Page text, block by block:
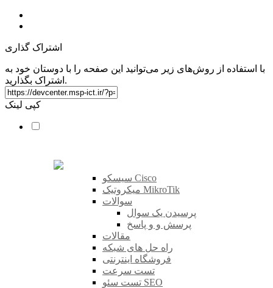
اشتراک گذاری
با استفاده از روش‌های زیر می‌توانید این صفحه را با دوستان خود به
اشتراک بگذارید.
کپی لینک
سیسکو Cisco
میکروتیک MikroTik
سوالات
پرسیدن یک سوال
پرسش و و پاسخ
مقالات
راه حل های شبکه
فروشگاه اینترنتی
تست سرعت
تست سئو SEO